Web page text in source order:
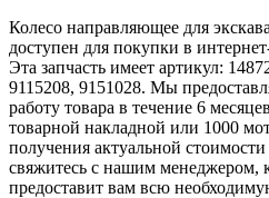
Колесо направляющее для
доступен для покупки в
Эта запчасть имеет артикул:
9115208, 9151028. Мы
работу товара в течение 6
товарной накладной или 1000
получения актуальной
свяжитесь с нашим менеджером,
предоставит вам всю